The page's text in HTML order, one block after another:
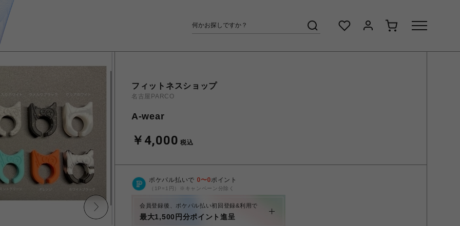
フィットネスショップ
名古屋PARCO
A-wear
￥4,000 税込
ポケパル払いで 0〜0ポイント
（1P=1円）※キャンペーン分除く
会員登録後、ポケパル払い初回登録&利用で
最大1,500円分ポイント進呈